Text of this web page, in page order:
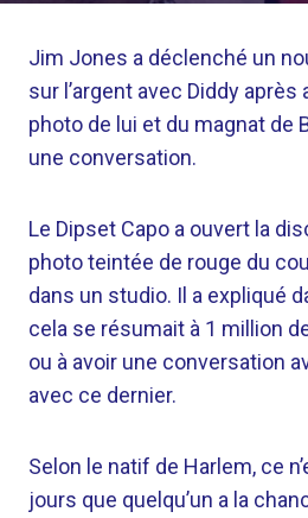
Jim Jones a déclenché un
sur l’argent avec Diddy après
photo de lui et du magnat de
une conversation.
Le Dipset Capo a ouvert la
photo teintée de rouge du
dans un studio. Il a expliqué
cela se résumait à 1 million
ou à avoir une conversation
avec ce dernier.
Selon le natif de Harlem, ce
jours que quelqu’un a la